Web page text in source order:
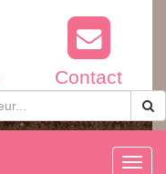
Contact